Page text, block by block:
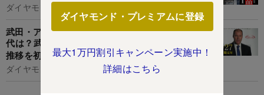
ダイヤモンド・プレミアムに登録
最大1万円割引キャンペーン実施中！
詳細はこちら
ダイヤモンド編集部,土本匡孝
武田・アステラス・第一三共の年収、恵まれた世
代は？武田は年配社員が勝ち組【5世代20年間の
推移を初試算】
ダイヤモンド編集部,清水理裕